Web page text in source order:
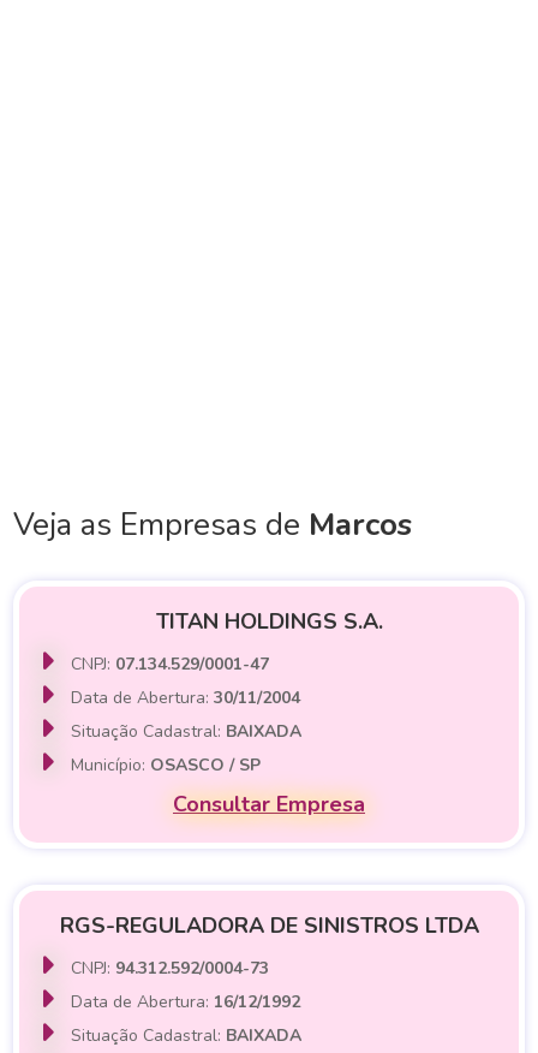
Veja as Empresas de Marcos
TITAN HOLDINGS S.A.
CNPJ: 07.134.529/0001-47
Data de Abertura:30/11/2004
Situação Cadastral: BAIXADA
Município: OSASCO / SP
Consultar Empresa
RGS-REGULADORA DE SINISTROS LTDA
CNPJ: 94.312.592/0004-73
Data de Abertura: 16/12/1992
Situação Cadastral: BAIXADA